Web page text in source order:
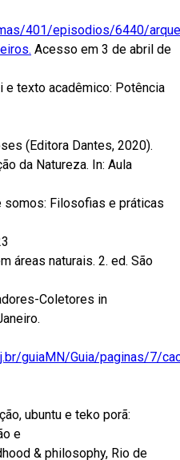
401/episodios/6440/
Acesso em 3 de abril de
e texto acadêmico: Potência
(Editora Dantes, 2020).
da Natureza. In: Aula
somos: Filosofias e práticas
áreas naturais. 2. ed. São
Coletores in
guiaMN/Guia/paginas/7/
ubuntu e teko porã:
e
& philosophy, Rio de